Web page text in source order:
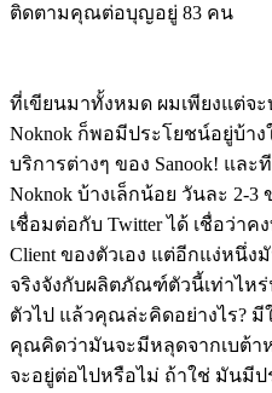
ติดตามคุณต่อบุญอยู่ 83 คน
ที่เขียนมาทั้งหมด ผมเพียงแต่จะ
Noknok ก็พอมีประโยชน์อยู่บ้าง
บริการต่างๆ ของ Sanook! แล
Noknok บ้างเล็กน้อย วันละ 2-3
เชื่อมต่อกับ Twitter ได้ เชื่อว่า
Client ของตัวเอง แต่อีกแง่หนึ่ง
จริงจังกับผลิตภัณฑ์ตัวนี้เท่าไห
ตัวไป แล้วคุณล่ะคิดอย่างไร? มี
คุณคิดว่ามันจะมีหลุดจากเบต้
จะอยู่ต่อไปหรือไม่ ถ้าใช่ มันมี